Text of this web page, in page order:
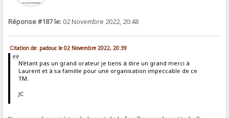
Réponse #187 le: 02 Novembre 2022, 20:48
Citation de: padouc le 02 Novembre 2022, 20:39
N’étant pas un grand orateur je tiens à dire un grand merci à
Laurent et à sa famille pour une organisation impeccable de ce
TM.
JC